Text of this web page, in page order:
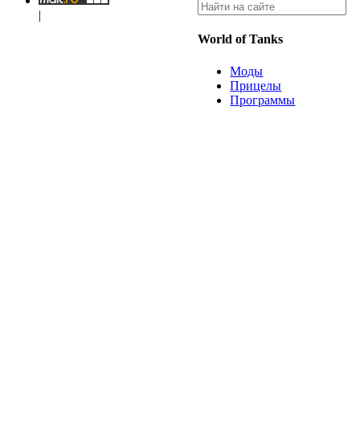
World of Tanks
Моды
Прицелы
Программы
|